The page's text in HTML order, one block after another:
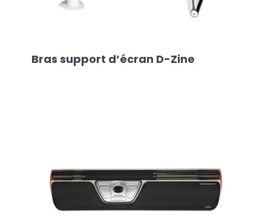
Bras support d’écran D-Zine